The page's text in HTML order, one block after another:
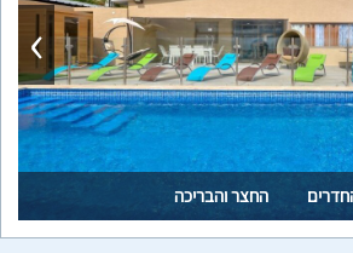
›
החצר והבריכה